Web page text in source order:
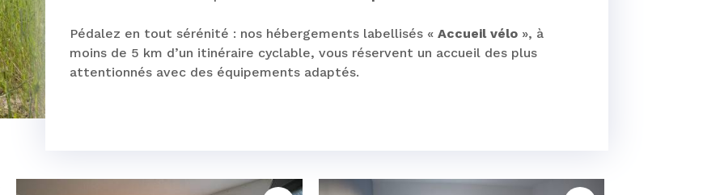
Pédalez en tout sérénité : nos hébergements labellisés « Accueil vélo », à
moins de 5 km d’un itinéraire cyclable, vous réservent un accueil des plus
attentionnés avec des équipements adaptés.